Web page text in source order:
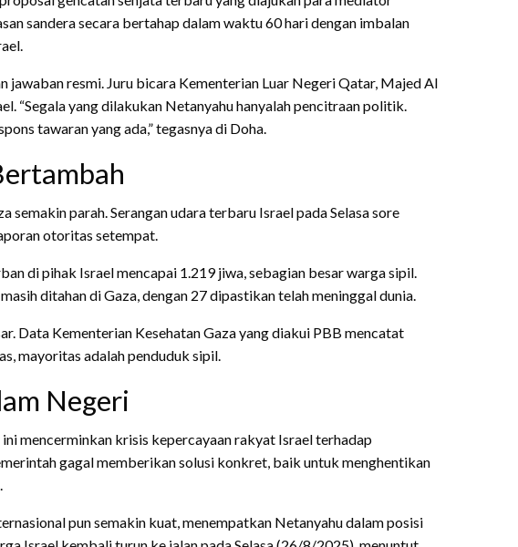
sandera secara bertahap dalam waktu 60 hari dengan imbalan
jawaban resmi. Juru bicara Kementerian Luar Negeri Qatar, Majed Al
“Segala yang dilakukan Netanyahu hanyalah pencitraan politik.
tawaran yang ada,” tegasnya di Doha.
semakin parah. Serangan udara terbaru Israel pada Selasa sore
otoritas setempat.
di pihak Israel mencapai 1.219 jiwa, sebagian besar warga sipil.
ditahan di Gaza, dengan 27 dipastikan telah meninggal dunia.
Data Kementerian Kesehatan Gaza yang diakui PBB mencatat
mayoritas adalah penduduk sipil.
Negeri
mencerminkan krisis kepercayaan rakyat Israel terhadap
gagal memberikan solusi konkret, baik untuk menghentikan
pun semakin kuat, menempatkan Netanyahu dalam posisi